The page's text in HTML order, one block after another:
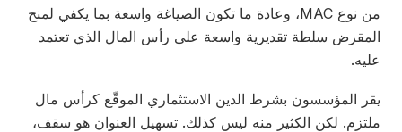
من نوع MAC، وعادة ما تكون الصياغة واسعة بما يكفي لمنح
المقرض سلطة تقديرية واسعة على رأس المال الذي تعتمد
عليه.
يقر المؤسسون بشرط الدين الاستثماري الموقّع كرأس مال
ملتزم. لكن الكثير منه ليس كذلك. تسهيل العنوان هو سقف،